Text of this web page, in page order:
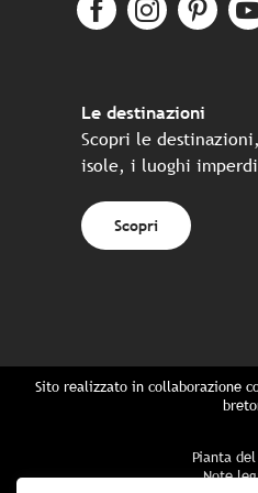
Le destinazioni
Scopri le
isole, i luoghi
Scopri
Sito realizzato in collaborazione
Pianta
Note